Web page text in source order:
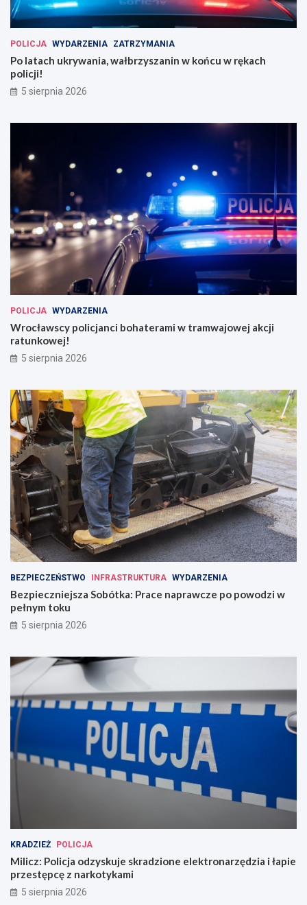
POLICJA WYDARZENIA ZATRZYMANIA
Po latach ukrywania, wałbrzyszanin w końcu w rękach
policji!
5 sierpnia 2026
POLICJA WYDARZENIA
Wrocławscy policjanci bohaterami w tramwajowej akcji
ratunkowej!
5 sierpnia 2026
BEZPIECZEŃSTWO INFRASTRUKTURA WYDARZENIA
Bezpieczniejsza Sobótka: Prace naprawcze po powodzi w
pełnym toku
5 sierpnia 2026
KRADZIEŻ POLICJA
Milicz: Policja odzyskuje skradzione elektronarzędzia i łapie
przestępcę z narkotykami
5 sierpnia 2026